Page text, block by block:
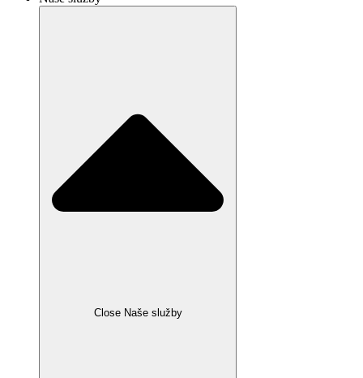
Close Naše služby